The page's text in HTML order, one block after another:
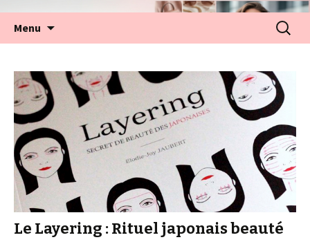
Menu
Le Layering : Rituel japonais beauté